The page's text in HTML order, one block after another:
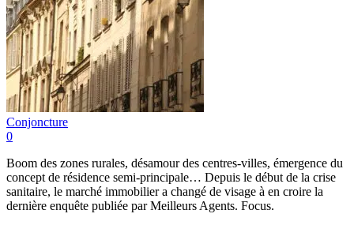
Conjoncture
0
Boom des zones rurales, désamour des centres-villes, émergence du
concept de résidence semi-principale… Depuis le début de la crise
sanitaire, le marché immobilier a changé de visage à en croire la
dernière enquête publiée par Meilleurs Agents. Focus.